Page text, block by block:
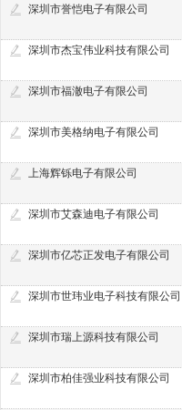
深圳市誉恺电子有限公司
深圳市杰宝伟业科技有限公司
深圳市福澈电子有限公司
深圳市美格纳电子有限公司
上海辉铄电子有限公司
深圳市艾森迪电子有限公司
深圳市亿芯正发电子有限公司
深圳市世玮业电子科技有限公司
深圳市瑞上源科技有限公司
深圳市柏佳强业科技有限公司